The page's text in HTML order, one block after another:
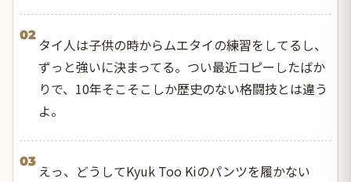
02
タイ人は子供の時からムエタイの練習をしてるし、
ずっと強いに決まってる。つい最近コピーしたばか
りで、10年そこそこしか歴史のない格闘技とは違う
よ。
03
えっ、どうしてKyuk Too Kiのパンツを履かない